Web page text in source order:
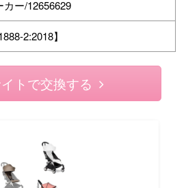
カー/12656629
2:2018】
トで交換する